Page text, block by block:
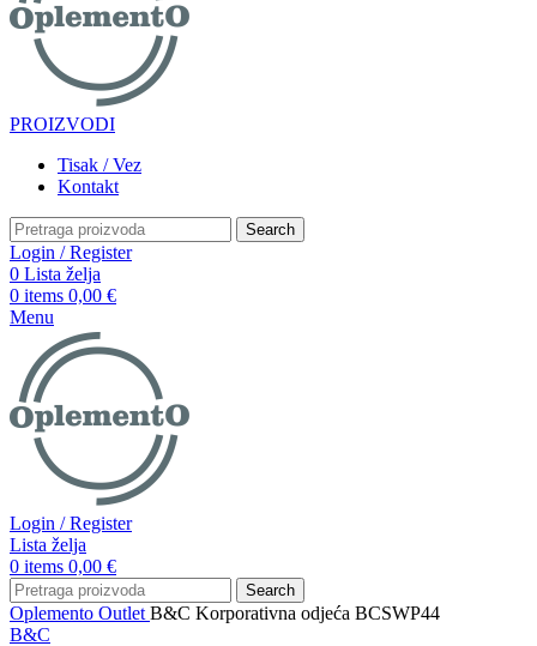
PROIZVODI
Tisak / Vez
Kontakt
Search
Login / Register
0 Lista želja
0 items 0,00 €
Menu
Login / Register
Lista želja
0 items 0,00 €
Search
Oplemento Outlet B&C Korporativna odjeća BCSWP44
B&C